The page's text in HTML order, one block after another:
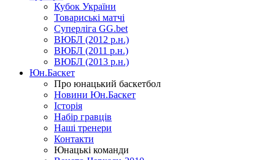
Кубок України
Товариські матчі
Суперліга GG.bet
ВЮБЛ (2012 р.н.)
ВЮБЛ (2011 р.н.)
ВЮБЛ (2013 р.н.)
Юн.Баскет
Про юнацький баскетбол
Новини Юн.Баскет
Історія
Набір гравців
Наші тренери
Контакти
Юнацькі команди